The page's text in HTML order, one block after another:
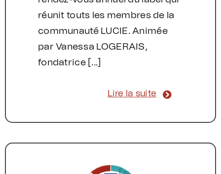
réunit touts les membres de la
communauté LUCIE. Animée
par Vanessa LOGERAIS,
fondatrice [...]
Lire la suite